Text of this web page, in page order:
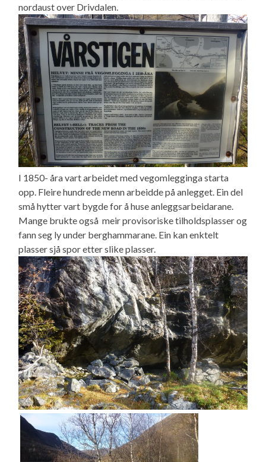
nordaust over Drivdalen.
I 1850- åra vart arbeidet med vegomlegginga starta
opp. Fleire hundrede menn arbeidde på anlegget. Ein del
små hytter vart bygde for å huse anleggsarbeidarane.
Mange brukte også meir provisoriske tilholdsplasser og
fann seg ly under berghammarane. Ein kan enktelt
plasser sjå spor etter slike plasser.